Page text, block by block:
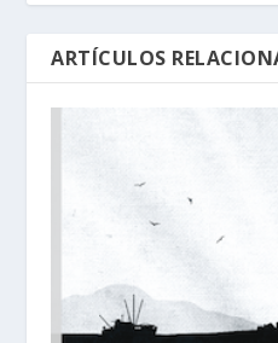
ARTÍCULOS